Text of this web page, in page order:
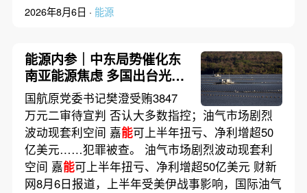
2026年8月6日 · 能源
能源内参｜中东局势催化东
南亚能源焦虑 多国出台光伏
新政加速转型；伊朗称与阿
曼接近达成协议 海峡现有两
条航道将关闭
国航原党委书记樊澄受贿3847
万元二审待宣判 否认大多数指控；油气市场剧烈
波动现套利空间 嘉能可上半年扭亏、净利增超50
亿美元……犯罪被查。 油气市场剧烈波动现套利
空间 嘉能可上半年扭亏、净利增超50亿美元 财新
网8月6日报道，上半年受美伊战事影响，国际油气